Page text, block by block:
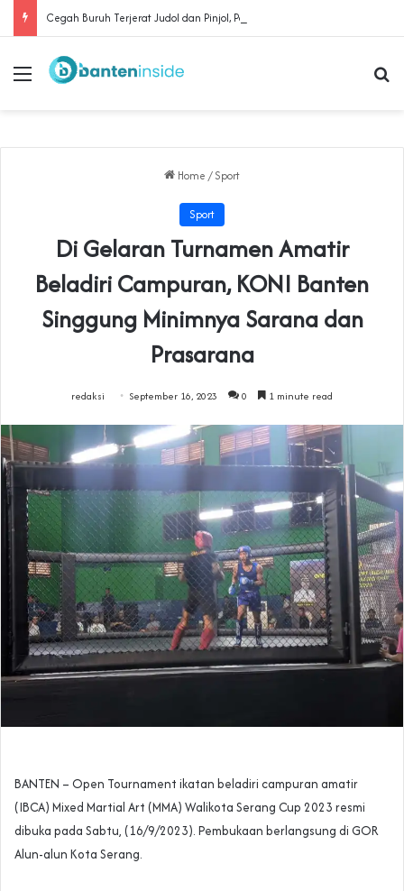
Menu
Home / Sport
Sport
Di Gelaran Turnamen Amatir
Beladiri Campuran, KONI Banten
Singgung Minimnya Sarana dan
Prasarana
redaksi September 16, 2023 0 1 minute read
BANTEN – Open Tournament ikatan beladiri campuran amatir
(IBCA) Mixed Martial Art (MMA) Walikota Serang Cup 2023 resmi
dibuka pada Sabtu, (16/9/2023). Pembukaan berlangsung di GOR
Alun-alun Kota Serang.